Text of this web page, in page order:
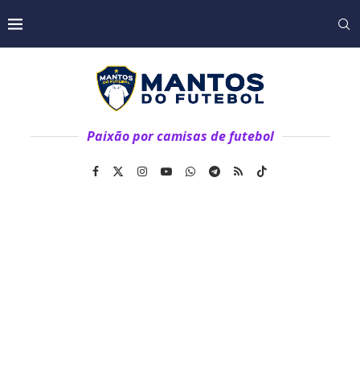
Paixão por camisas de futebol